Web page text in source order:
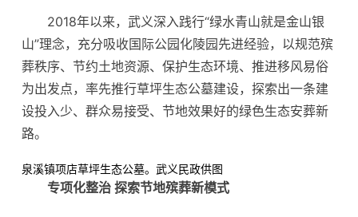
2018年以来，武义深入践行“绿水青山就是金山银
山”理念，充分吸收国际公园化陵园先进经验，以规范殡
葬秩序、节约土地资源、保护生态环境、推进移风易俗
为出发点，率先推行草坪生态公墓建设，探索出一条建
设投入少、群众易接受、节地效果好的绿色生态安葬新
路。
泉溪镇项店草坪生态公墓。武义民政供图
专项化整治 探索节地殡葬新模式